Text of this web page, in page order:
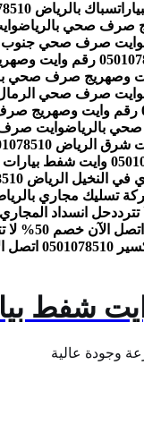
سباك بالرياض 0501078510 افضل شركة سباكة في الرياض
وايت
وايت صرف صحي جنوب الرياض 0501078510 رقم وايت
وايت صرف صحي الرمال 0501078510 رقم وايت وصهريج صرف صحي
وايت صرف صحي جنوب
افضل خدمات شفط البيارات
0501078510 خصم 50% اتصل الآن
مجاري بالرياض 0501078510 اتصل الآن خصم 50% لا
حل انسداد المجاري 0501078510 اتصل الآن خصم 50% لا تتردد
تتردد
شفط
وجودة عالية